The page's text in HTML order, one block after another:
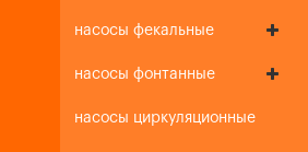
насосы фекальные
насосы фонтанные
насосы циркуляционные